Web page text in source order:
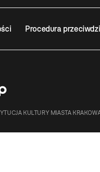
Procedura
KULTURY MIASTA